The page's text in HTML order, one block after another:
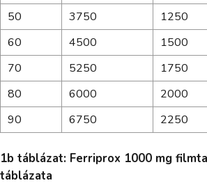
50
3750 1250
60
4500 1500
70
5250 1750
80
6000 2000
90
6750 2250
1b táblázat: Ferriprox 1000 mg
táblázata